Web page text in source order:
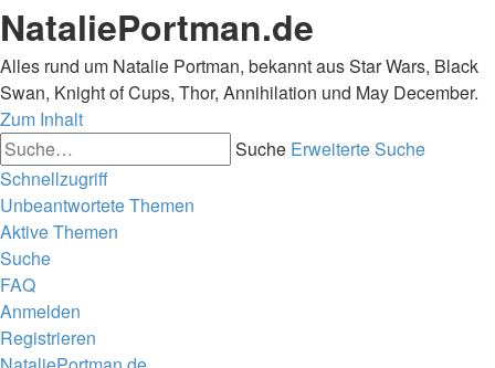
NataliePortman.de
Alles rund um Natalie Portman, bekannt aus Star Wars, Black
Swan, Knight of Cups, Thor, Annihilation und May December.
Zum Inhalt
Suche Erweiterte Suche
Schnellzugriff
Unbeantwortete Themen
Aktive Themen
Suche
FAQ
Anmelden
Registrieren